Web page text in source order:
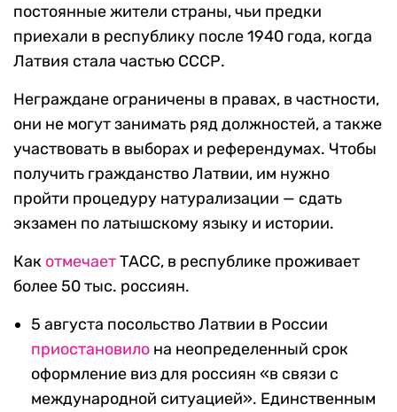
постоянные жители страны, чьи предки
приехали в республику после 1940 года, когда
Латвия стала частью СССР.
Неграждане ограничены в правах, в частности,
они не могут занимать ряд должностей, а также
участвовать в выборах и референдумах. Чтобы
получить гражданство Латвии, им нужно
пройти процедуру натурализации — сдать
экзамен по латышскому языку и истории.
Как отмечаетТАСС, в республике проживает
более 50 тыс. россиян.
5 августа посольство Латвии в России
приостановило на неопределенный срок
оформление виз для россиян «в связи с
международной ситуацией». Единственным